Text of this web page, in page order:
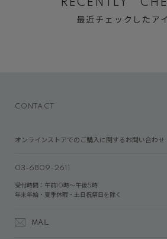
RECENTLY
最近チェックしたア
CONTACT
オンラインストアでのご購入に関するお問い合わせ
03-6809-2611
受付時間：午前10時～午後5時
年末年始・夏季休暇・土日祝祭日を除く
MAIL